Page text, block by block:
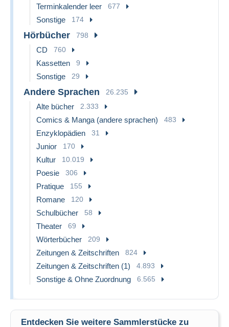
Terminkalender leer 677
Sonstige 174
Hörbücher 798
CD 760
Kassetten 9
Sonstige 29
Andere Sprachen 26.235
Alte bücher 2.333
Comics & Manga (andere sprachen) 483
Enzyklopädien 31
Junior 170
Kultur 10.019
Poesie 306
Pratique 155
Romane 120
Schulbücher 58
Theater 69
Wörterbücher 209
Zeitungen & Zeitschriften 824
Zeitungen & Zeitschriften (1) 4.893
Sonstige & Ohne Zuordnung 6.565
Entdecken Sie weitere Sammlerstücke zu